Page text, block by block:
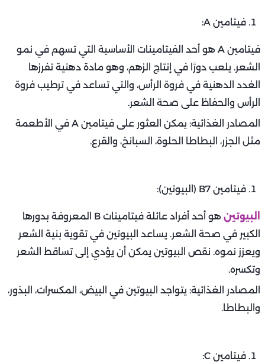
فيتامين A:
فيتامين A هو أحد الفيتامينات الأساسية التي تسهم في نمو
الشعر. يلعب دورًا في إنتاج الزهم، وهو مادة دهنية تفرزها
الغدد الدهنية في فروة الرأس، والتي تساعد في ترطيب فروة
الرأس والحفاظ على صحة الشعر.
المصادر الغذائية: يمكن العثور على فيتامين A في الأطعمة
مثل الجزر، البطاطا الحلوة، السبانخ، والقرع.
فيتامين B7 (البيوتين):
البيوتين
هو أحد أفراد عائلة فيتامينات B المعروفة بدورها
الكبير في صحة الشعر. يساعد البيوتين في تقوية بنية الشعر
ويعزز نموه. نقص البيوتين يمكن أن يؤدي إلى تساقط الشعر
وتكسره.
المصادر الغذائية: يتواجد البيوتين في البيض، المكسرات، البذور،
والبطاطا.
فيتامين C: